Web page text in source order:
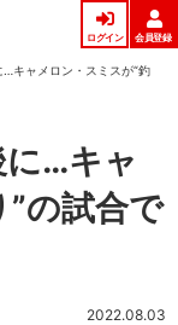
ログイン 会員登録
キャメロン・スミスが“釣
…キャ
の試合で
2022.08.03